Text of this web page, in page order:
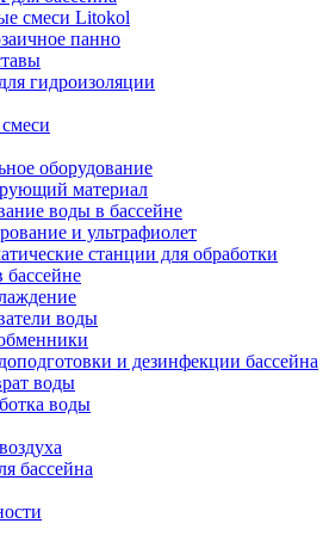
смеси Litokol
панно
гидроизоляции
оборудование
материал
воды в бассейне
и ультрафиолет
станции для обработки
бассейне
воды
и дезинфекции бассейна
воды
воды
бассейна